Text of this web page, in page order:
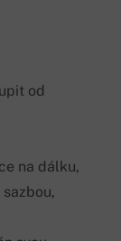
od
na dálku,